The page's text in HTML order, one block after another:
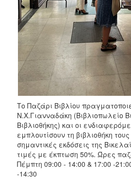
ΤΟΠΟΣ
ΠΟΛΙΤΙΣΜΟΣ
ΑΝΘΕΚΤΙΚΗ
ΠΟΛΗ
Το Παζάρι Βιβλίου
Ν.Χ.Γιανναδάκη (Βιβλιοπωλείο
Βιβλιοθήκης) και οι
εμπλουτίσουν τη βιβλιοθήκη
σημαντικές εκδόσεις της
τιμές με έκπτωση 50%. Ώρες
Πέμπτη 09:00 - 14:00 & 17:00 -
-14:30